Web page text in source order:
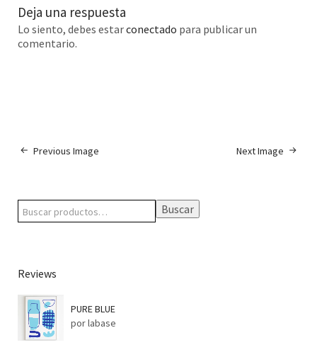
Deja una respuesta
Lo siento, debes estarconectado para publicar un
comentario.
Next Image
Previous Image
Buscar
Reviews
PURE BLUE
por labase